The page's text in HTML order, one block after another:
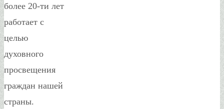
более 20-ти лет
работает с
целью
духовного
просвещения
граждан нашей
страны.